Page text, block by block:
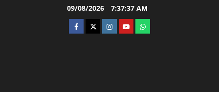
09/08/2026 7:37:38 AM
facebooktwitterinstagram.com
youtubewhatsapp